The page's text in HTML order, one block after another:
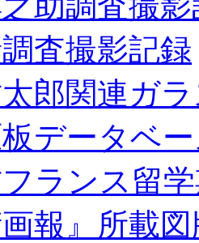
査撮影記録
郎関連ガ
データベ
ランス留
画報』所載